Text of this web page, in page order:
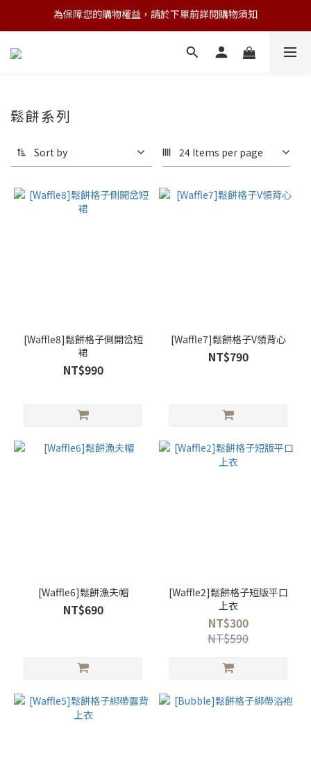
💌 Nearby收藏家｜任選三件 9折 五件 88折
為保障您的購物權益，請於下單前詳閱購物須知
鬆餅系列
Sort by 24 Items per page
[Waffle8]鬆餅格子側開岔短
裙
NT$990
[Waffle7]鬆餅格子V領背心
NT$790
[Waffle6]鬆餅漁夫帽
NT$690
[Waffle2]鬆餅格子短版平口
上衣
NT$300
NT$590